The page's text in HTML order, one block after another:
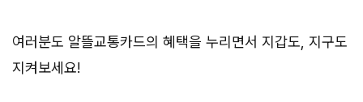
여러분도 알뜰교통카드의 혜택을 누리면서 지갑도, 지구도
지켜보세요!